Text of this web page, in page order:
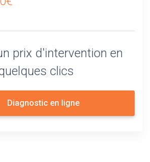
prix d'intervention en
clics
Diagnostic en ligne